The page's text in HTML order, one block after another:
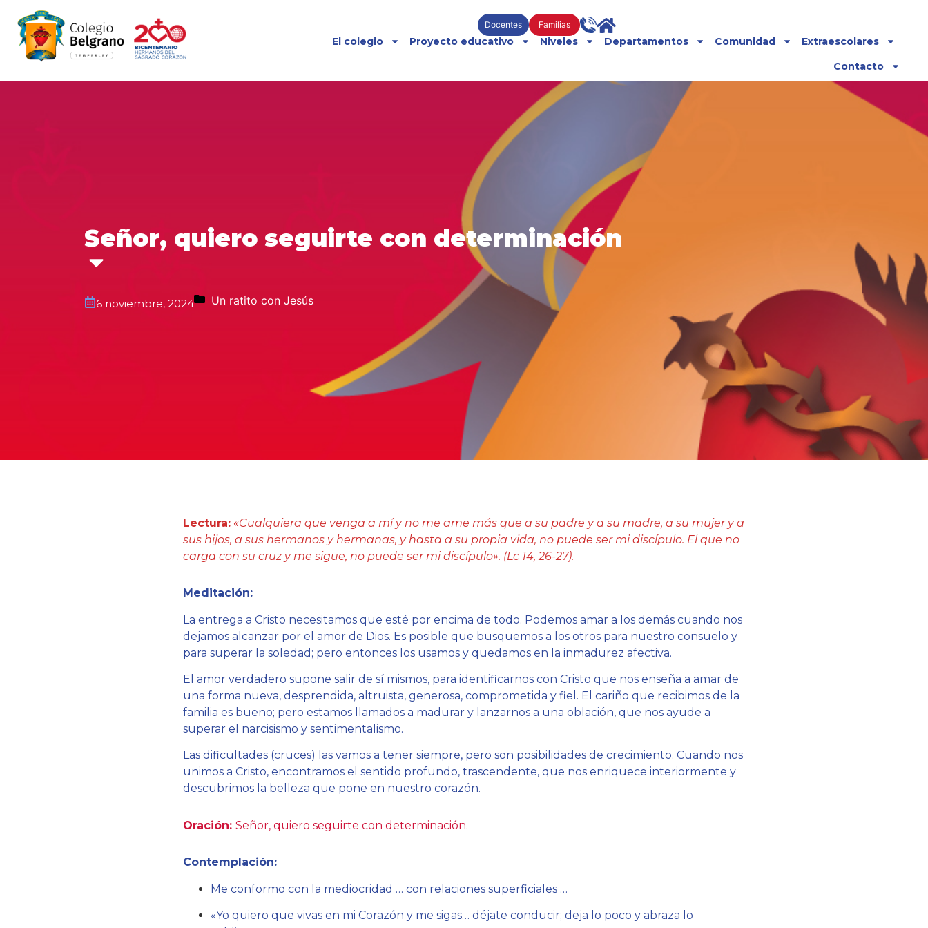
Docentes Familias
El colegio Proyecto educativo Niveles Departamentos Comunidad
Extraescolares
Contacto
Señor, quiero seguirte con determinación
6 noviembre, 2024 Un ratito con Jesús
Lectura:«Cualquiera que venga a mí y no me ame más que a su padre y a su madre, a su mujer y a
sus hijos, a sus hermanos y hermanas, y hasta a su propia vida, no puede ser mi discípulo. El que no
carga con su cruz y me sigue, no puede ser mi discípulo». (Lc 14, 26-27).
Meditación:
La entrega a Cristo necesitamos que esté por encima de todo. Podemos amar a los demás cuando nos
dejamos alcanzar por el amor de Dios. Es posible que busquemos a los otros para nuestro consuelo y
para superar la soledad; pero entonces los usamos y quedamos en la inmadurez afectiva.
El amor verdadero supone salir de sí mismos, para identificarnos con Cristo que nos enseña a amar de
una forma nueva, desprendida, altruista, generosa, comprometida y fiel. El cariño que recibimos de la
familia es bueno; pero estamos llamados a madurar y lanzarnos a una oblación, que nos ayude a
superar el narcisismo y sentimentalismo.
Las dificultades (cruces) las vamos a tener siempre, pero son posibilidades de crecimiento. Cuando nos
unimos a Cristo, encontramos el sentido profundo, trascendente, que nos enriquece interiormente y
descubrimos la belleza que pone en nuestro corazón.
Oración: Señor, quiero seguirte con determinación.
Contemplación:
Me conformo con la mediocridad … con relaciones superficiales …
«Yo quiero que vivas en mi Corazón y me sigas… déjate conducir; deja lo poco y abraza lo